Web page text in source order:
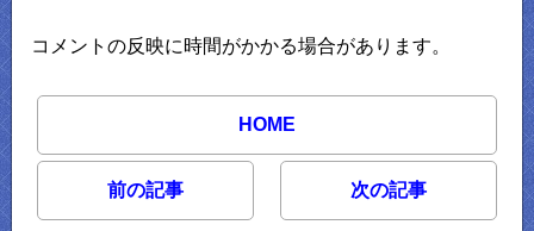
コメントの反映に時間がかかる場合があります。
HOME
前の記事 次の記事